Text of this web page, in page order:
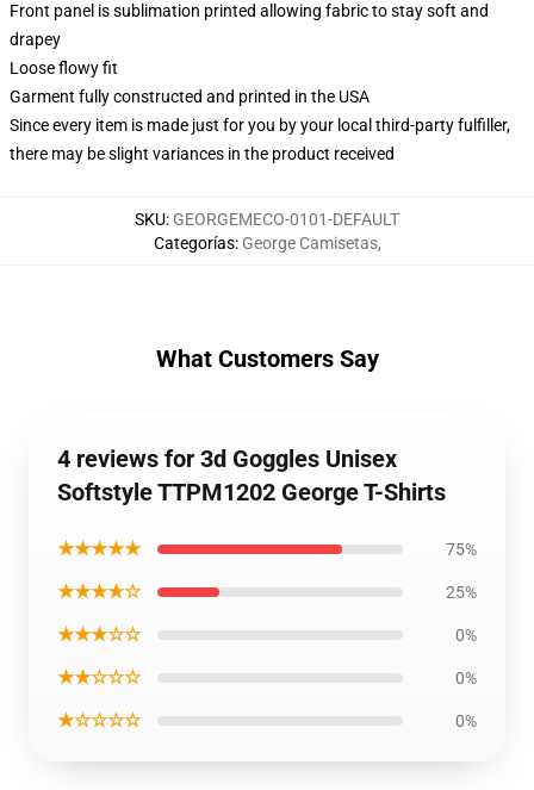
Front panel is sublimation printed allowing fabric to stay soft and
drapey
Loose flowy fit
Garment fully constructed and printed in the USA
Since every item is made just for you by your local third-party fulfiller,
there may be slight variances in the product received
SKU: GEORGEMECO-0101-DEFAULT
Categorías: George Camisetas,
What Customers Say
4 reviews for 3d Goggles Unisex
Softstyle TTPM1202 George T-Shirts
★★★★★ 75%
★★★★☆ 25%
★★★☆☆ 0%
★★☆☆☆ 0%
★☆☆☆☆ 0%